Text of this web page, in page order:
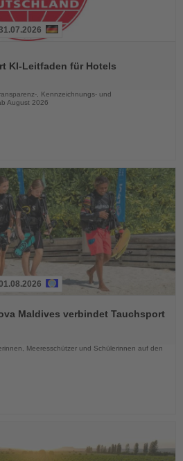
KI-Leitfaden für Hotels
, Kennzeichnungs- und
August 2026
Maldives verbindet Tauchsport
Meeresschützer und Schülerinnen auf den